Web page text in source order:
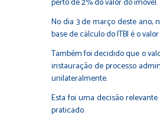
No dia 3 de março deste ano,
base de cálculo do ITBI é o
Também foi decidido que o
instauração de processo
unilateralmente.
Esta foi uma decisão
praticado.